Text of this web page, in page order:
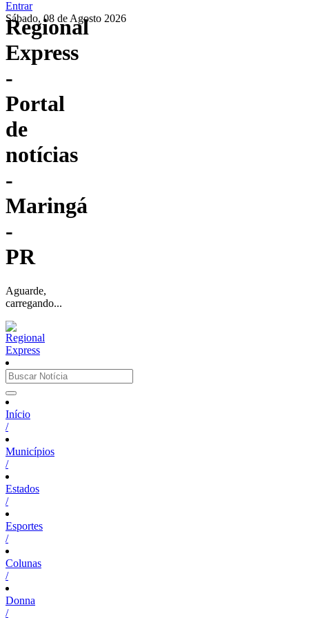
Regional
Express
-
Portal
de
notícias
-
Maringá
-
PR
Aguarde,
carregando...
Entrar
Sábado, 08 de Agosto 2026
Início
/
Municípios
/
Estados
/
Esportes
/
Colunas
/
Donna
/